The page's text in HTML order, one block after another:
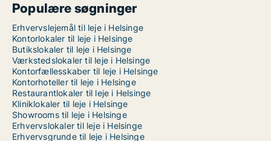
Populære søgninger
Erhvervslejemål til leje i Helsinge
Kontorlokaler til leje i Helsinge
Butikslokaler til leje i Helsinge
Værkstedslokaler til leje i Helsinge
Kontorfællesskaber til leje i Helsinge
Kontorhoteller til leje i Helsinge
Restaurantlokaler til leje i Helsinge
Kliniklokaler til leje i Helsinge
Showrooms til leje i Helsinge
Erhvervslokaler til leje i Helsinge
Erhvervsgrunde til leje i Helsinge